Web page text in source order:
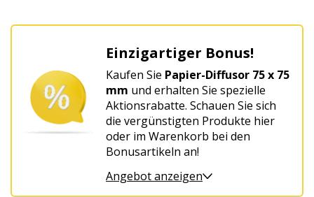
Einzigartiger Bonus!
Kaufen Sie Papier-Diffusor 75 x 75
mm und erhalten Sie spezielle
Aktionsrabatte. Schauen Sie sich
die vergünstigten Produkte hier
oder im Warenkorb bei den
Bonusartikeln an!
Angebot anzeigen